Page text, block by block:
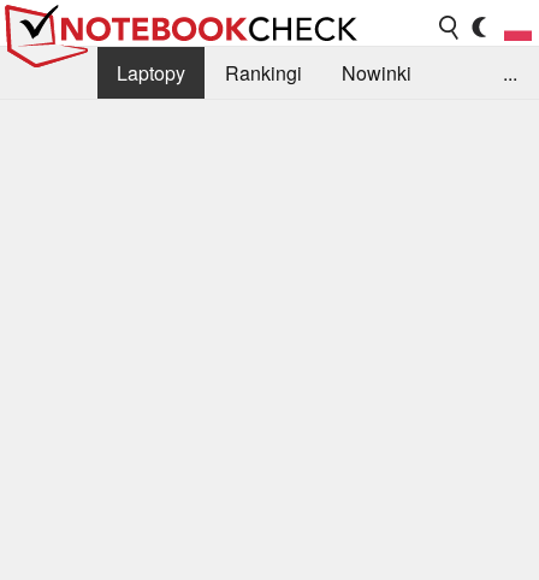
Laptopy Rankingi
Nowinki
...